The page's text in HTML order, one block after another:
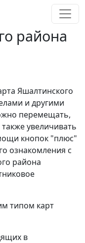
района
Яшалтинского
и другими
перемещать,
увеличивать
кнопок "плюс"
ознакомления с
района
типом карт
в